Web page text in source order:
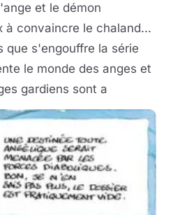
et le démon
à convaincre le chaland...
que s'engouffre la série
le monde des anges et
gardiens sont a